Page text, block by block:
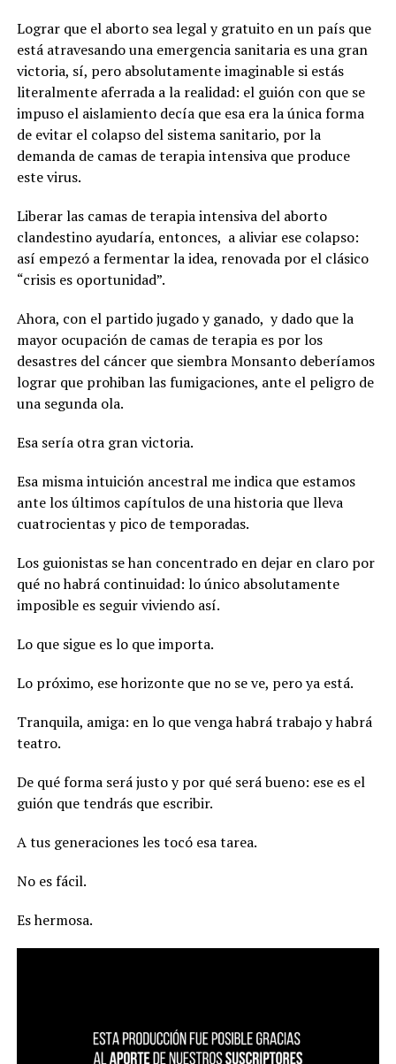
Lograr que el aborto sea legal y gratuito en un país que
está atravesando una emergencia sanitaria es una gran
victoria, sí, pero absolutamente imaginable si estás
literalmente aferrada a la realidad: el guión con que se
impuso el aislamiento decía que esa era la única forma
de evitar el colapso del sistema sanitario, por la
demanda de camas de terapia intensiva que produce
este virus.
Liberar las camas de terapia intensiva del aborto
clandestino ayudaría, entonces, a aliviar ese colapso:
así empezó a fermentar la idea, renovada por el clásico
“crisis es oportunidad”.
Ahora, con el partido jugado y ganado, y dado que la
mayor ocupación de camas de terapia es por los
desastres del cáncer que siembra Monsanto deberíamos
lograr que prohiban las fumigaciones, ante el peligro de
una segunda ola.
Esa sería otra gran victoria.
Esa misma intuición ancestral me indica que estamos
ante los últimos capítulos de una historia que lleva
cuatrocientas y pico de temporadas.
Los guionistas se han concentrado en dejar en claro por
qué no habrá continuidad: lo único absolutamente
imposible es seguir viviendo así.
Lo que sigue es lo que importa.
Lo próximo, ese horizonte que no se ve, pero ya está.
Tranquila, amiga: en lo que venga habrá trabajo y habrá
teatro.
De qué forma será justo y por qué será bueno: ese es el
guión que tendrás que escribir.
A tus generaciones les tocó esa tarea.
No es fácil.
Es hermosa.